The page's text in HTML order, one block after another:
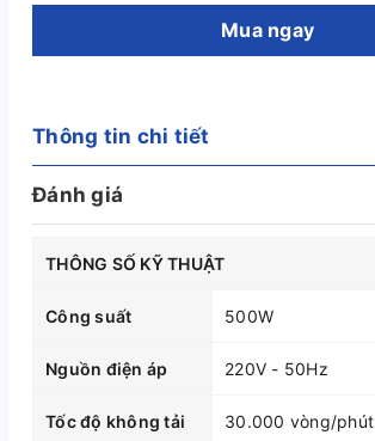
Mua ngay
Thông tin chi tiết
Đánh giá
THÔNG SỐ KỸ THUẬT
Công suất 500W
Nguồn điện áp 220V - 50Hz
Tốc độ không tải 30.000 vòng/phút